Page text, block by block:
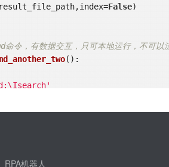
False)
令，有数据交互，只可本地运行，不可以
() :
'&&'+ cmd_2+'&&'+
RPA机器人